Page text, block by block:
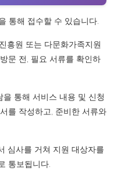
통해 접수할 수 있습니다.
흥원 또는 다문화가족지원
문 전, 필요 서류를 확인하
통해 서비스 내용 및 신청
를 작성하고, 준비한 서류와
심사를 거쳐 지원 대상자를
통보됩니다.